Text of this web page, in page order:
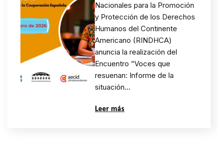
regional
“Voces que
resuenan”
sobre los
derechos de
las personas y
Nacionales para la Promoción
y Protección de los Derechos
Humanos del Continente
Americano (RINDHCA)
anuncia la realización del
Encuentro “Voces que
resuenan: Informe de la
situación…
Leer más